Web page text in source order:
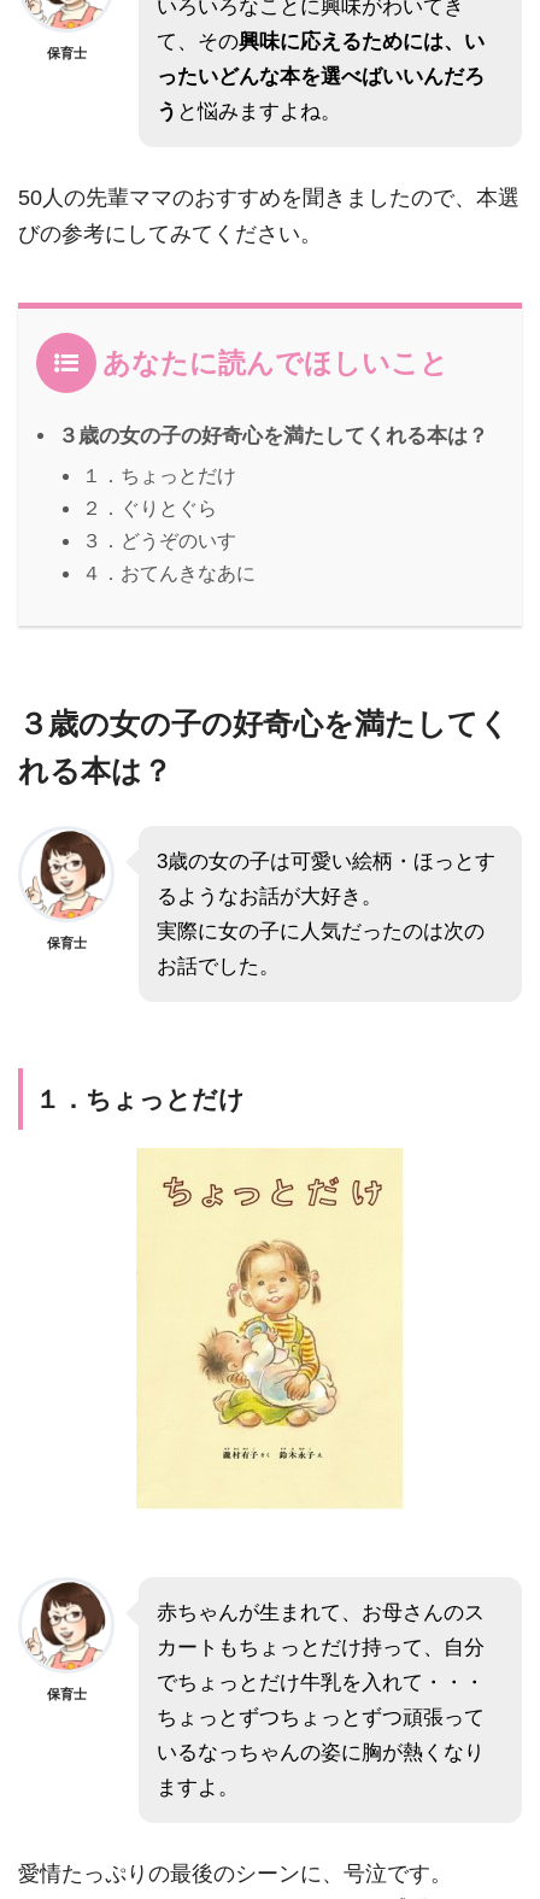
保育士
いろいろなことに興味がわいてき
て、その興味に応えるためには、い
ったいどんな本を選べばいいんだろ
う と悩みますよね。
50人の先輩ママのおすすめを聞きましたので、本選
びの参考にしてみてください。
あなたに読んでほしいこと
３歳の女の子の好奇心を満たしてくれる本は？
１．ちょっとだけ
２．ぐりとぐら
３．どうぞのいす
４．おてんきなあに
３歳の女の子の好奇心を満たしてく
れる本は？
保育士
3歳の女の子は可愛い絵柄・ほっとす
るようなお話が大好き。
実際に女の子に人気だったのは次の
お話でした。
１．ちょっとだけ
保育士
赤ちゃんが生まれて、お母さんのス
カートもちょっとだけ持って、自分
でちょっとだけ牛乳を入れて・・・
ちょっとずつちょっとずつ頑張って
いるなっちゃんの姿に胸が熱くなり
ますよ。
愛情たっぷりの最後のシーンに、号泣です。